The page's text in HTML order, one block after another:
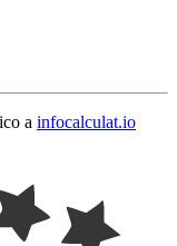
a infocalculat.io